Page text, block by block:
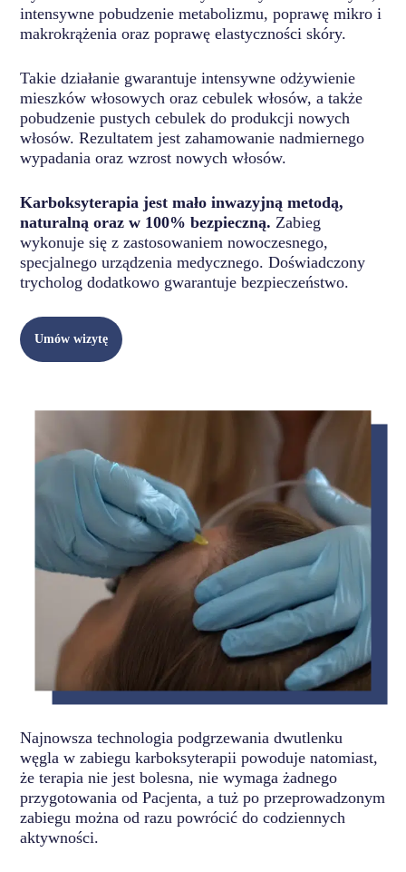
intensywne pobudzenie metabolizmu, poprawę mikro i
makrokrążenia oraz poprawę elastyczności skóry.
Takie działanie gwarantuje intensywne odżywienie
mieszków włosowych oraz cebulek włosów, a także
pobudzenie pustych cebulek do produkcji nowych
włosów. Rezultatem jest zahamowanie nadmiernego
wypadania oraz wzrost nowych włosów.
Karboksyterapia jest mało inwazyjną metodą,
naturalną oraz w 100% bezpieczną. Zabieg
wykonuje się z zastosowaniem nowoczesnego,
specjalnego urządzenia medycznego. Doświadczony
trycholog dodatkowo gwarantuje bezpieczeństwo.
Umów wizytę
Najnowsza technologia podgrzewania dwutlenku
węgla w zabiegu karboksyterapii powoduje natomiast,
że terapia nie jest bolesna, nie wymaga żadnego
przygotowania od Pacjenta, a tuż po przeprowadzonym
zabiegu można od razu powrócić do codziennych
aktywności.